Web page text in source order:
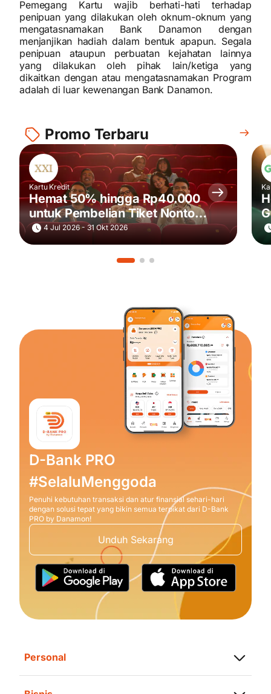
Pemegang Kartu wajib berhati-hati terhadap
penipuan yang dilakukan oleh oknum-oknum yang
mengatasnamakan Bank Danamon dengan
menjanjikan hadiah dalam bentuk apapun. Segala
penipuan ataupun perbuatan kejahatan lainnya
yang dilakukan oleh pihak lain/ketiga yang
dikaitkan dengan atau mengatasnamakan Program
adalah di luar kewenangan Bank Danamon.
Promo Terbaru
Kartu Kredit
Hemat 50% hingga Rp40.000
untuk Pembelian Tiket Nonton
Cinema XXI Studio Deluxe via
m.tix Setiap Sabtu
4 Jul 2026 - 31 Okt 2026
D-Bank PRO
#SelaluMenggoda
Penuhi kebutuhan transaksi dan atur finansial sehari-hari
dengan solusi tepat yang bikin semua terpikat dari D-Bank
PRO by Danamon!
Unduh Sekarang
Personal
Simpanan